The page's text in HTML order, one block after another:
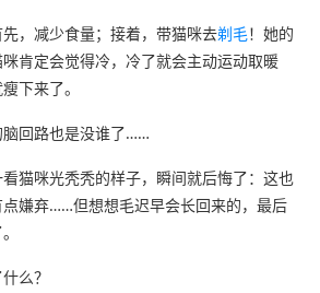
，减少食量；接着，带猫咪去剃毛！她的
肯定会觉得冷，冷了就会主动运动取暖
下来了。
回路也是没谁了……
猫咪光秃秃的样子，瞬间就后悔了：这也
嫌弃……但想想毛迟早会长回来的，最后
么？